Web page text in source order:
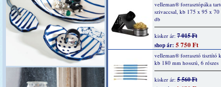
velleman® forrasztópáka
szivaccsal, kb 175 x 95 x
db
kisker ár: 7 015 Ft
shop ár: 5 750 Ft
velleman® forrasztó tisztító
kb 180 mm hosszú, 6 részes
kisker ár: 5 560 Ft